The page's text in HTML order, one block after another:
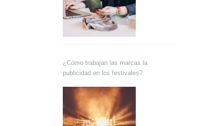
¿Cómo trabajan las marcas la
publicidad en los festivales?